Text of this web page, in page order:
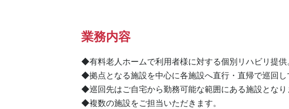
業務内容
◆有料老人ホームで利用者様に対する個別リハビリ提供
◆拠点となる施設を中心に各施設へ直行・直帰で巡回
◆巡回先はご自宅から勤務可能な範囲にある施設とな
◆複数の施設をご担当いただきます。